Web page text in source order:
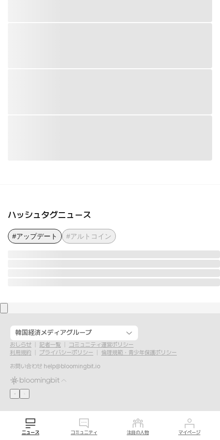
ハッシュタグニュース
#アップデート #アルトコイン
韓国経済メディアグループ
おしらせ 記者一覧
コミュニティ運営ポリシー
利用規約
プライバシーポリシー
倫理規範・青少年保護ポリシー
お問い合わせ help@bloomingbit.io
ニュース コミュニティ 注目の人物 マイページ